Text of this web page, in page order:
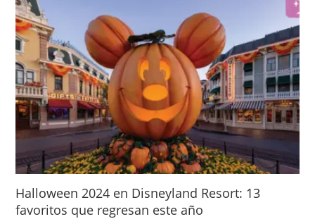
Halloween 2024 en Disneyland Resort: 13
favoritos que regresan este año